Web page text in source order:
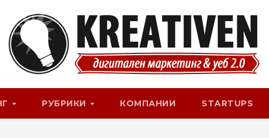
РУБРИКИ КОМПАНИИ STARTUPS